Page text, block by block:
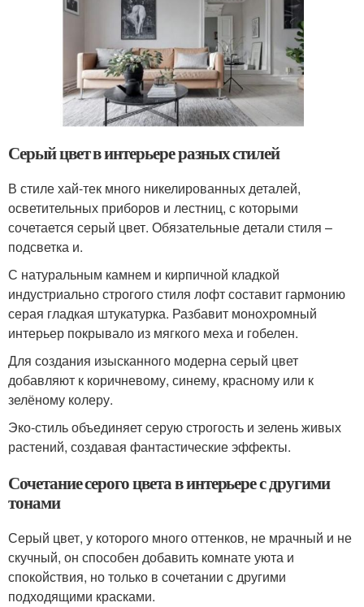
Серый цвет в интерьере разных стилей
В стиле хай-тек много никелированных деталей,
осветительных приборов и лестниц, с которыми
сочетается серый цвет. Обязательные детали стиля –
подсветка и.
С натуральным камнем и кирпичной кладкой
индустриально строгого стиля лофт составит гармонию
серая гладкая штукатурка. Разбавит монохромный
интерьер покрывало из мягкого меха и гобелен.
Для создания изысканного модерна серый цвет
добавляют к коричневому, синему, красному или к
зелёному колеру.
Эко-стиль объединяет серую строгость и зелень живых
растений, создавая фантастические эффекты.
Сочетание серого цвета в интерьере с другими
тонами
Серый цвет, у которого много оттенков, не мрачный и не
скучный, он способен добавить комнате уюта и
спокойствия, но только в сочетании с другими
подходящими красками.